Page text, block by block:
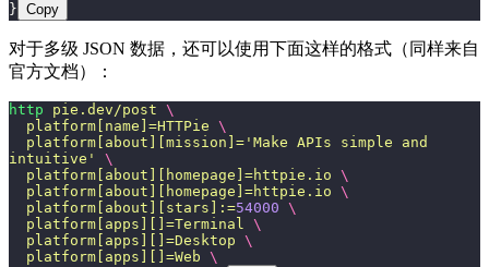
} Copy
对于多级 JSON 数据，还可以使用下面这样的格式（同样来自
官方文档）：
http pie.dev/post \
  platform[name]=HTTPie
\
  platform[about][mission]=
' Make APIs simple and
intuitive '
\
  platform[about][homepage]=httpie.io
\
  platform[about][homepage]=httpie.io
\
  platform[about][stars]:=
54000 \
  platform[apps][]=Terminal
\
  platform[apps][]=Desktop
\
  platform[apps][]=Web
\